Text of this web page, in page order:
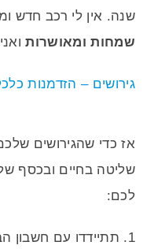
שנה. אין לי רכב חדש
שמחות ומאושרות
אז כדי שהגירושים
שליטה בחיים ובכסף
לכם:
1. תתיידדו עם חשבון